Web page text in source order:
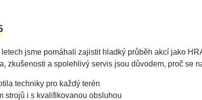
jsme pomáhali zajistit hladký průběh akcí jako
zkušenosti a spolehlivý servis jsou důvodem, proč se
techniky pro každý terén
strojů i s kvalifikovanou obsluhou